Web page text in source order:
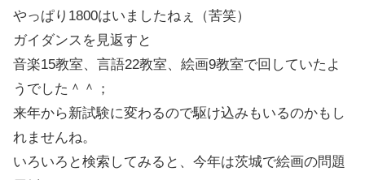
やっぱり1800はいましたねぇ（苦笑）
ガイダンスを見返すと
音楽15教室、言語22教室、絵画9教室で回していたよ
うでした＾＾；
来年から新試験に変わるので駆け込みもいるのかもし
れませんね。
いろいろと検索してみると、今年は茨城で絵画の問題